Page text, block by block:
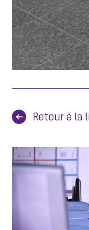
Retour à la